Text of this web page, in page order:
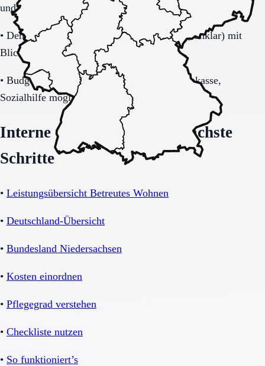
und Transferbedarf.
• Demenzbezogene Anforderungen (ja, nein, unklar) mit
Blick auf Sicherheitsaspekte.
• Budget-/Kostenträgerrahmen (privat, Pflegekasse,
Sozialhilfe möglich).
Interne Orientierung und nächste
Schritte
• Leistungsübersicht Betreutes Wohnen
• Deutschland-Übersicht
• Bundesland Niedersachsen
• Kosten einordnen
• Pflegegrad verstehen
• Checkliste nutzen
• So funktioniert’s